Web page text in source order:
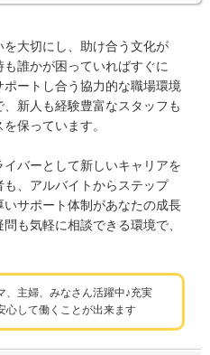
大切にし、助け合う文化が
誰かが困っていればすぐに
ートし合う協力的な職場環境
新人も経験豊富なスタッフも
保っています。
バーとして新しいキャリアを
、アルバイトからステップ
サポート体制があなたの成長
も気軽に相談できる環境で、
、主婦、みなさん活躍中♪充実
心して働くことが出来ます